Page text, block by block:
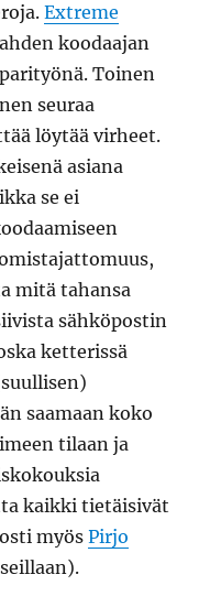
Extreme
koodaajan
Toinen
seuraa
löytää virheet.
asiana
se ei
mitä tahansa
sähköpostin
ketterissä
saamaan koko
tilaan ja
kaikki tietäisivät
myösPirjo